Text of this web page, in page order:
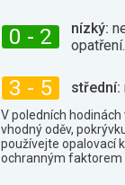
0 - 2 nízký:
opatření.
3 - 5 střední:
V poledních
vhodný oděv,
používejte opalovací
ochranným faktorem